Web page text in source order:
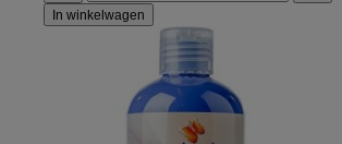
In winkelwagen